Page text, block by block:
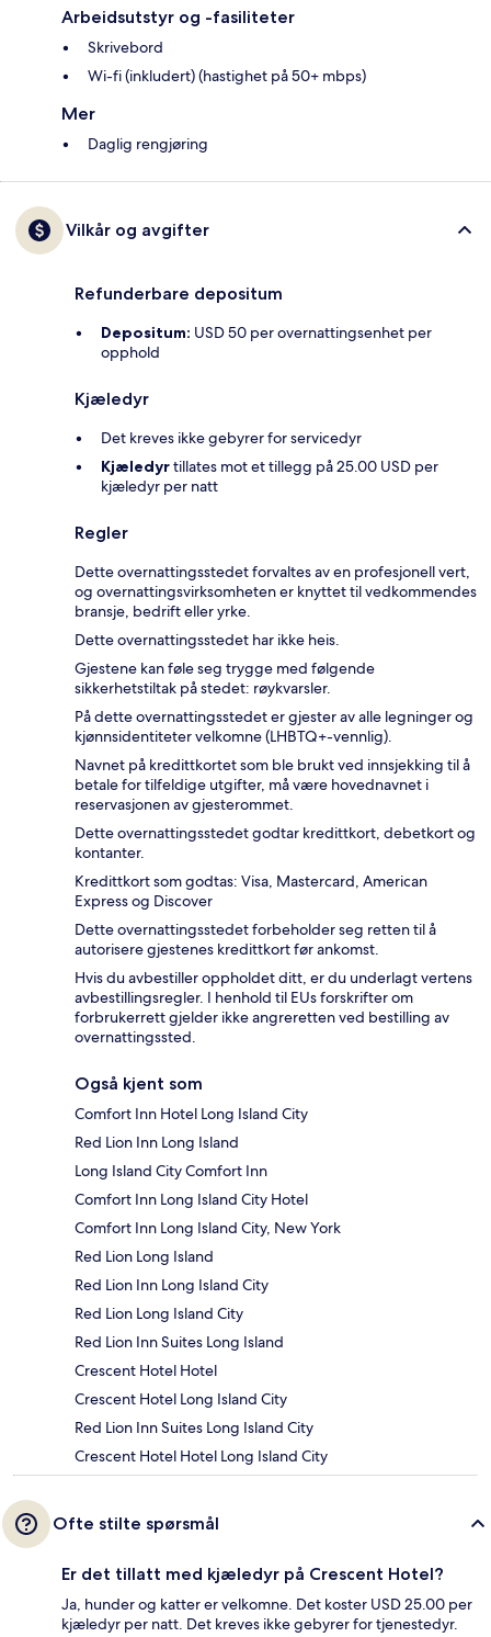
Arbeidsutstyr og -fasiliteter
Skrivebord
Wi-fi (inkludert) (hastighet på 50+ mbps)
Mer
Daglig rengjøring
Vilkår og avgifter
Refunderbare depositum
Depositum: USD 50 per overnattingsenhet per
opphold
Kjæledyr
Det kreves ikke gebyrer for servicedyr
Kjæledyrtillates mot et tillegg på 25.00 USD per
kjæledyr per natt
Regler
Dette overnattingsstedet forvaltes av en profesjonell vert,
og overnattingsvirksomheten er knyttet til vedkommendes
bransje, bedrift eller yrke.
Dette overnattingsstedet har ikke heis.
Gjestene kan føle seg trygge med følgende
sikkerhetstiltak på stedet: røykvarsler.
På dette overnattingsstedet er gjester av alle legninger og
kjønnsidentiteter velkomne (LHBTQ+-vennlig).
Navnet på kredittkortet som ble brukt ved innsjekking til å
betale for tilfeldige utgifter, må være hovednavnet i
reservasjonen av gjesterommet.
Dette overnattingsstedet godtar kredittkort, debetkort og
kontanter.
Kredittkort som godtas: Visa, Mastercard, American
Express og Discover
Dette overnattingsstedet forbeholder seg retten til å
autorisere gjestenes kredittkort før ankomst.
Hvis du avbestiller oppholdet ditt, er du underlagt vertens
avbestillingsregler. I henhold til EUs forskrifter om
forbrukerrett gjelder ikke angreretten ved bestilling av
overnattingssted.
Også kjent som
Comfort Inn Hotel Long Island City
Red Lion Inn Long Island
Long Island City Comfort Inn
Comfort Inn Long Island City Hotel
Comfort Inn Long Island City, New York
Red Lion Long Island
Red Lion Inn Long Island City
Red Lion Long Island City
Red Lion Inn Suites Long Island
Crescent Hotel Hotel
Crescent Hotel Long Island City
Red Lion Inn Suites Long Island City
Crescent Hotel Hotel Long Island City
Ofte stilte spørsmål
Er det tillatt med kjæledyr på Crescent Hotel?
Ja, hunder og katter er velkomne. Det koster USD 25.00 per
kjæledyr per natt. Det kreves ikke gebyrer for tjenestedyr.